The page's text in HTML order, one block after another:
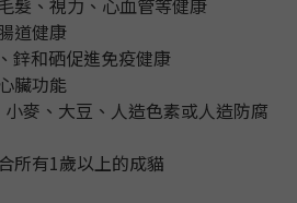
0
1
0
4
3
2
1
0
0
髮、視力、心血管等健康
道健康
鋅和硒促進免疫健康
臟功能
麥、大豆、人造色素或人造防腐
所有1歲以上的成貓